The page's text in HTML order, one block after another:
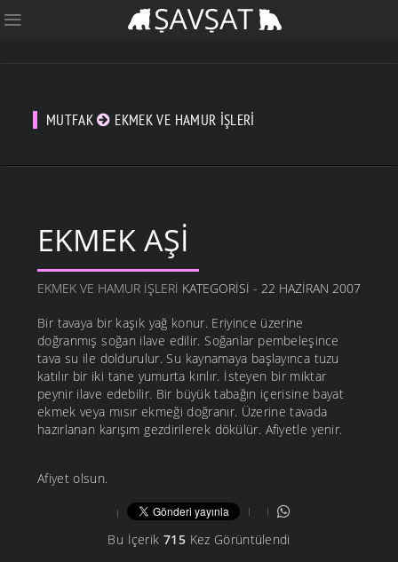
MUTFAK EKMEK VE HAMUR İŞLERI
EKMEK AŞI
EKMEK VE HAMUR İŞLERI KATEGORISI - 22 HAZIRAN 2007
Bir tavaya bir kaşık yağ konur. Eriyince üzerine
doğranmış soğan ilave edilir. Soğanlar pembeleşince
tava su ile doldurulur. Su kaynamaya başlayınca tuzu
katılır bir iki tane yumurta kırılır. İsteyen bir miktar
peynir ilave edebilir. Bir büyük tabağın içerisine bayat
ekmek veya mısır ekmeği doğranır. Üzerine tavada
hazırlanan karışım gezdirilerek dökülür. Afiyetle yenir.
Afiyet olsun.
Bu İçerik 715Kez Görüntülendi